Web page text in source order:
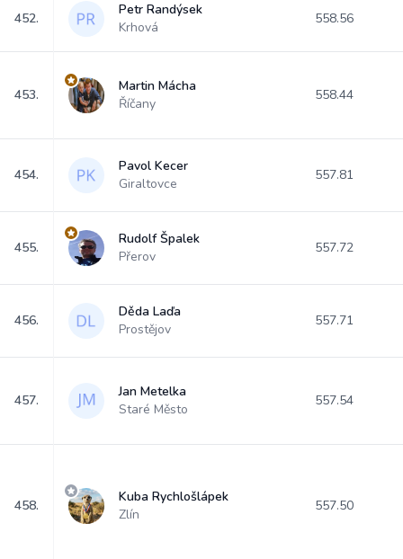
452.
Petr Randýsek
Krhová
558.56
453.
Martin Mácha
Říčany
558.44
454.
Pavol Kecer
Giraltovce
557.81
455.
Rudolf Špalek
Přerov
557.72
456.
Děda Laďa
Prostějov
557.71
457.
Jan Metelka
Staré Město
557.54
458.
Kuba Rychlošlápek
Zlín
557.50